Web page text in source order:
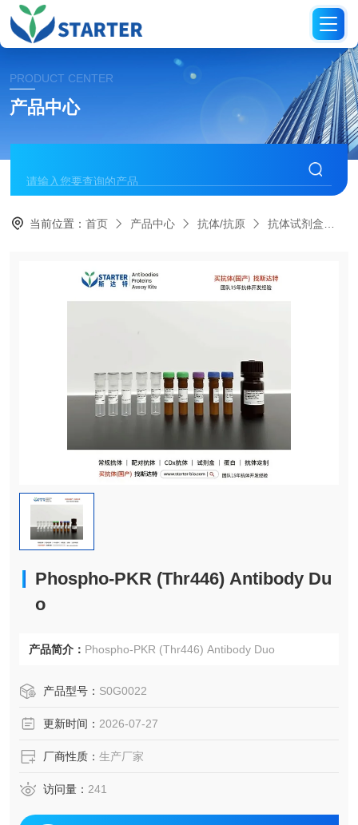
PRODUCT CENTER
产品中心
当前位置：首页 产品中心 抗体/抗原 抗体试剂盒
Phospho-PKR (Thr446) Antibody Du
o
产品简介： Phospho-PKR (Thr446) Antibody Duo
产品型号： S0G0022
更新时间： 2026-07-27
厂商性质： 生产厂家
访问量： 241